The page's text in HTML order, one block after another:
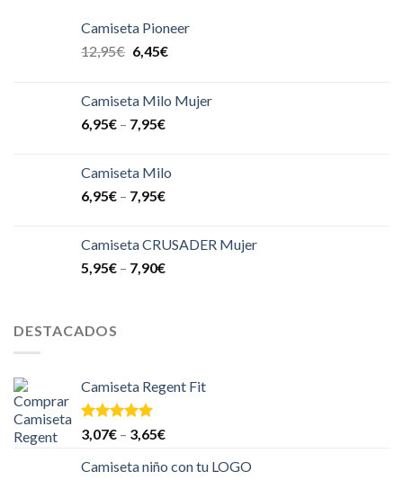
Camiseta Pioneer
12,95€ 6,45€
Camiseta Milo Mujer
6,95€ – 7,95€
Camiseta Milo
6,95€ – 7,95€
Camiseta CRUSADER Mujer
5,95€ – 7,90€
DESTACADOS
Camiseta Regent Fit
Valorado en
5.00
de 5
3,07€ – 3,65€
Camiseta niño con tu LOGO